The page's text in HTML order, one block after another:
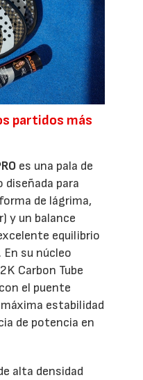
partidos más
es una pala de
para
de lágrima,
y un balance
equilibrio
su núcleo
Carbon Tube
el puente
estabilidad
de potencia en
alta densidad